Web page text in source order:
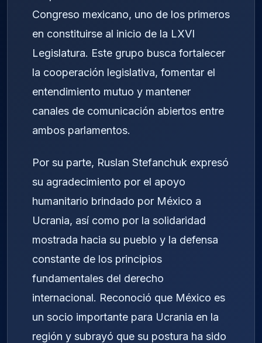
Congreso mexicano, uno de los primeros
en constituirse al inicio de la LXVI
Legislatura. Este grupo busca fortalecer
la cooperación legislativa, fomentar el
entendimiento mutuo y mantener
canales de comunicación abiertos entre
ambos parlamentos.
Por su parte, Ruslan Stefanchuk expresó
su agradecimiento por el apoyo
humanitario brindado por México a
Ucrania, así como por la solidaridad
mostrada hacia su pueblo y la defensa
constante de los principios
fundamentales del derecho
internacional. Reconoció que México es
un socio importante para Ucrania en la
región y subrayó que su postura ha sido